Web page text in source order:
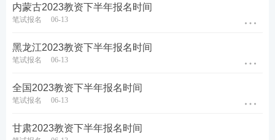
考生夯实基础。
—复盘考点，串讲历年考试中反复
出题的高频考点，把时间用在刀刃上。
内蒙古2023教资下半年报名时间
笔试报名 06-13
黑龙江2023教资下半年报名时间
笔试报名 06-13
全国2023教资下半年报名时间
笔试报名 06-13
甘肃2023教资下半年报名时间